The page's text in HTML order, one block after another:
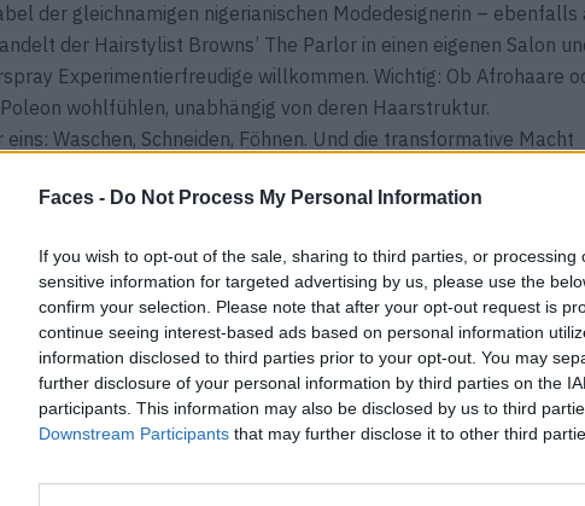
Faces - Do Not Process My Personal Information
If you wish to opt-out of the sale, sharing to third parties, or processing
sensitive information for targeted advertising by us, please use the
confirm your selection. Please note that after your opt-out request is
continue seeing interest-based ads based on personal information
information disclosed to third parties prior to your opt-out. You may
further disclosure of your personal information by third parties on the
participants. This information may also be disclosed by us to third
Downstream Participants that may further disclose it to other third
der gleichnamigen nigerianischen Mode­designerin – ebenfalls
der Hairstylist Browns’ The Parlor in einen eigenen Salon
Experimentierfreudige willkommen. Wichtig: Ob Afrohaare
wohlfühlen, unabhängig von deren Haarstruktur.
Waschen, Schneiden, Föhnen. Und die transformative Macht